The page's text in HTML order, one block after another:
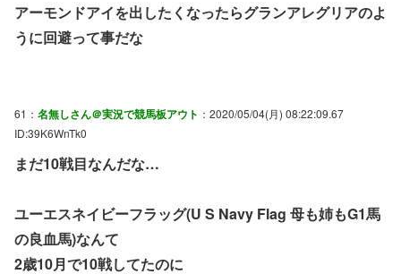
アーモンドアイを出したくなったらグランアレグリアのよ
うに回避って事だな
61： 名無しさん＠実況で競馬板アウト ：2020/05/04(月) 08:22:09.67
ID:39K6WnTk0
まだ10戦目なんだな…
ユーエスネイビーフラッグ(U S Navy Flag 母も姉もG1馬
の良血馬)なんて
2歳10月で10戦してたのに